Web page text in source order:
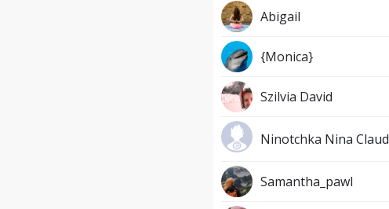
Abigail
{Monica}
Szilvia David
Ninotchka Nina Claud
Samantha_pawl